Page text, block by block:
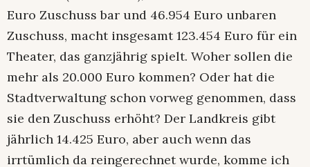
Euro Zuschuss bar und 46.954 Euro unbaren
Zuschuss, macht insgesamt 123.454 Euro für ein
Theater, das ganzjährig spielt. Woher sollen die
mehr als 20.000 Euro kommen? Oder hat die
Stadtverwaltung schon vorweg genommen, dass
sie den Zuschuss erhöht? Der Landkreis gibt
jährlich 14.425 Euro, aber auch wenn das
irrtümlich da reingerechnet wurde, komme ich